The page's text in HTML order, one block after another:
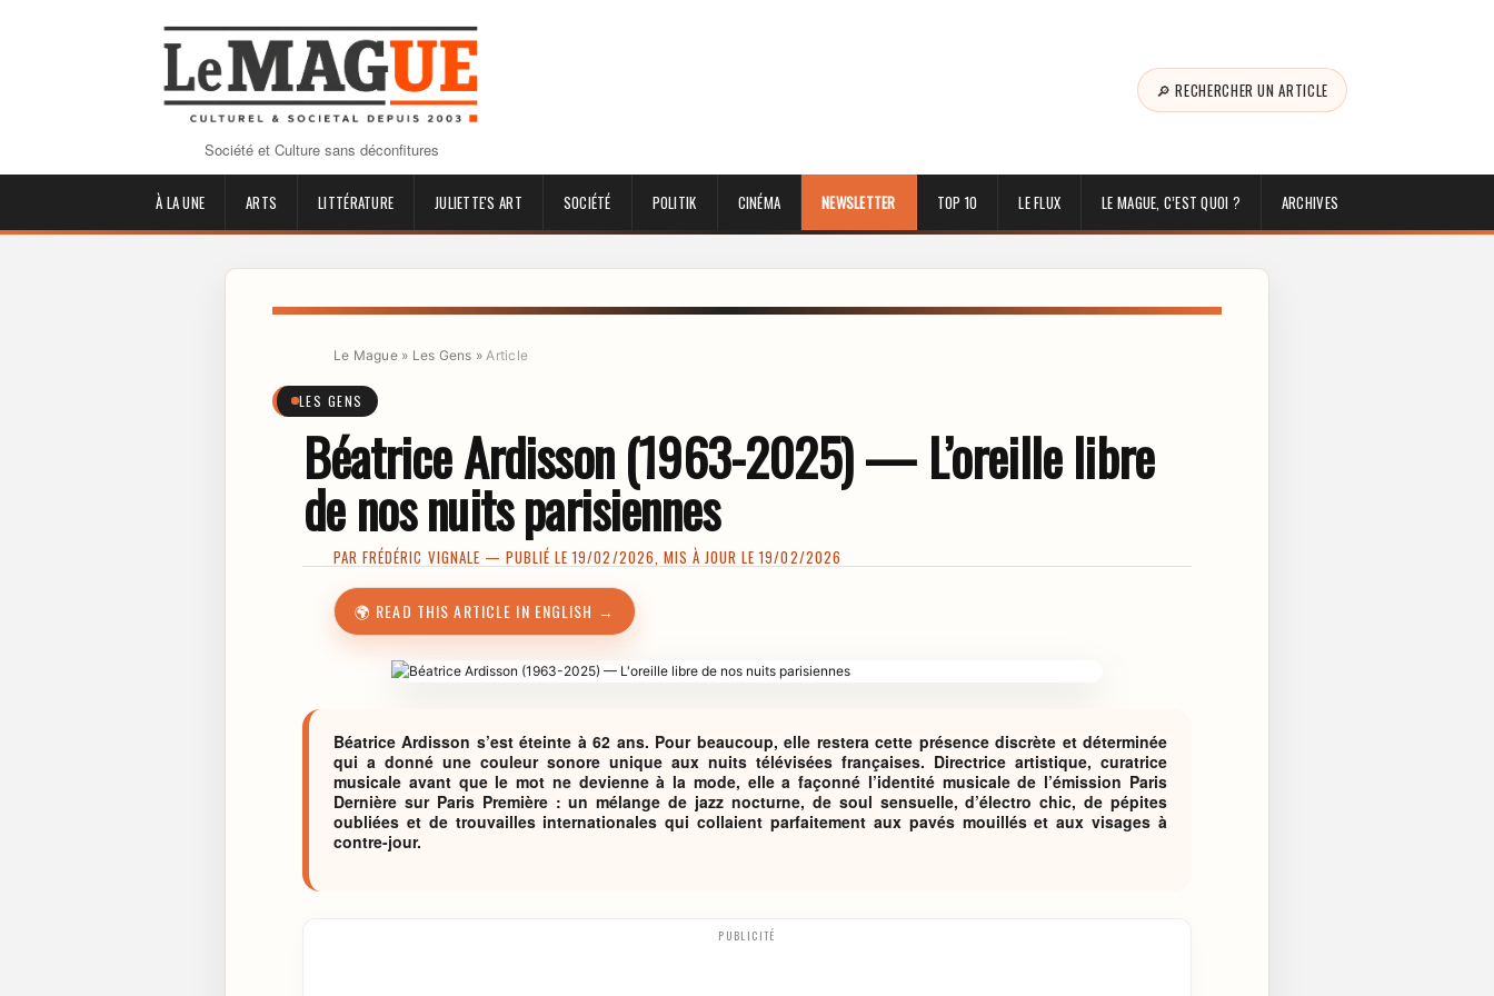
Société et Culture sans déconfitures
🔎 RECHERCHER UN ARTICLE
À LA UNE ARTS LITTÉRATURE JULIETTE'S ART SOCIÉTÉ POLITIK CINÉMA NEWSLETTER TOP 10 LE FLUX LE MAGUE, C’EST QUOI ? ARCHIVES
Le Mague» Les Gens » Article
LES GENS
Béatrice Ardisson (1963-2025) — L’oreille libre
de nos nuits parisiennes
PARFRÉDÉRIC VIGNALE — PUBLIÉ LE 19/02/2026, MIS À JOUR LE 19/02/2026
🌍 READ THIS ARTICLE IN ENGLISH →
Béatrice Ardisson s’est éteinte à 62 ans. Pour beaucoup, elle restera cette présence discrète et déterminée
qui a donné une couleur sonore unique aux nuits télévisées françaises. Directrice artistique, curatrice
musicale avant que le mot ne devienne à la mode, elle a façonné l’identité musicale de l’émission Paris
Dernière sur Paris Première : un mélange de jazz nocturne, de soul sensuelle, d’électro chic, de pépites
oubliées et de trouvailles internationales qui collaient parfaitement aux pavés mouillés et aux visages à
contre-jour.
PUBLICITÉ